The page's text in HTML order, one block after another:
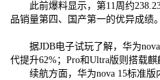
此前爆料显示，第11周约238.23
品销量第四、国产第一的优异成绩。
据JDB电子试玩了解，华为nova
代提升62%；Pro和Ultra版则搭载麒
续航方面，华为nova 15标准版内